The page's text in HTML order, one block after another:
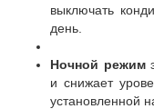
выключать
день.
Ночной режим
и снижает
установленной